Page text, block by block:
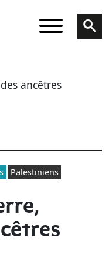
ancêtres
Palestiniens